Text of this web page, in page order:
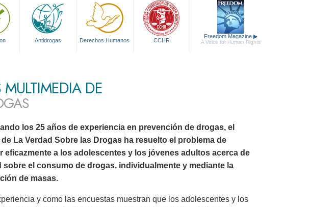
Antidrogas Derechos Humanos CCHR
Freedom Magazine ▶
A Voice for Human Rights
DE
los 25 años de experiencia en prevención de drogas, el
La Verdad Sobre las Drogas ha resuelto el problema de
eficazmente a los adolescentes y los jóvenes adultos acerca de
sobre el consumo de drogas, individualmente y mediante la
de masas.
y como las encuestas muestran que los adolescentes y los